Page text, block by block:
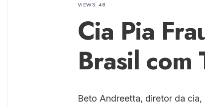
VIEWS: 48
Cia Pia
Brasil com
Beto Andreetta, diretor da